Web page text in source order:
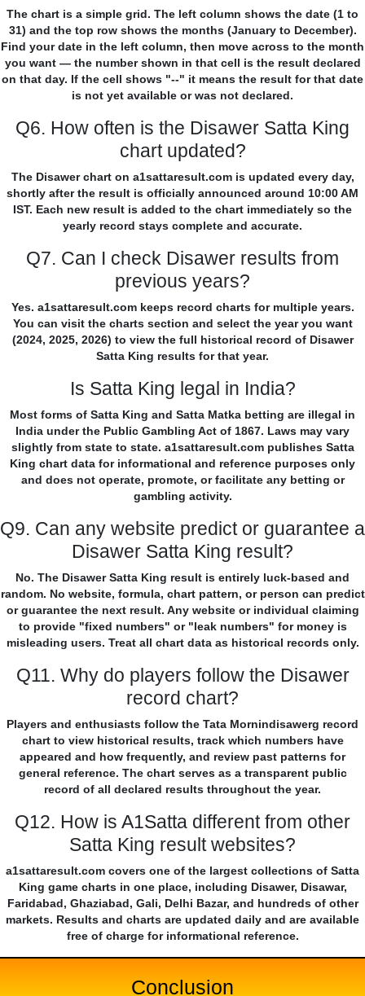
The chart is a simple grid. The left column shows the date (1 to
31) and the top row shows the months (January to December).
Find your date in the left column, then move across to the month
you want — the number shown in that cell is the result declared
on that day. If the cell shows "--" it means the result for that date
is not yet available or was not declared.
Q6. How often is the Disawer Satta King
chart updated?
The Disawer chart on a1sattaresult.com is updated every day,
shortly after the result is officially announced around 10:00 AM
IST. Each new result is added to the chart immediately so the
yearly record stays complete and accurate.
Q7. Can I check Disawer results from
previous years?
Yes. a1sattaresult.com keeps record charts for multiple years.
You can visit the charts section and select the year you want
(2024, 2025, 2026) to view the full historical record of Disawer
Satta King results for that year.
Is Satta King legal in India?
Most forms of Satta King and Satta Matka betting are illegal in
India under the Public Gambling Act of 1867. Laws may vary
slightly from state to state. a1sattaresult.com publishes Satta
King chart data for informational and reference purposes only
and does not operate, promote, or facilitate any betting or
gambling activity.
Q9. Can any website predict or guarantee a
Disawer Satta King result?
No. The Disawer Satta King result is entirely luck-based and
random. No website, formula, chart pattern, or person can predict
or guarantee the next result. Any website or individual claiming
to provide "fixed numbers" or "leak numbers" for money is
misleading users. Treat all chart data as historical records only.
Q11. Why do players follow the Disawer
record chart?
Players and enthusiasts follow the Tata Mornindisawerg record
chart to view historical results, track which numbers have
appeared and how frequently, and review past patterns for
general reference. The chart serves as a transparent public
record of all declared results throughout the year.
Q12. How is A1Satta different from other
Satta King result websites?
a1sattaresult.com covers one of the largest collections of Satta
King game charts in one place, including Disawer, Disawar,
Faridabad, Ghaziabad, Gali, Delhi Bazar, and hundreds of other
markets. Results and charts are updated daily and are available
free of charge for informational reference.
Conclusion